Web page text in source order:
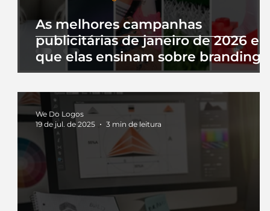
As melhores campanhas
publicitárias de janeiro de 2026 e
que elas ensinam sobre branding
We Do Logos
19 de jul. de 2025
3 min de leitura